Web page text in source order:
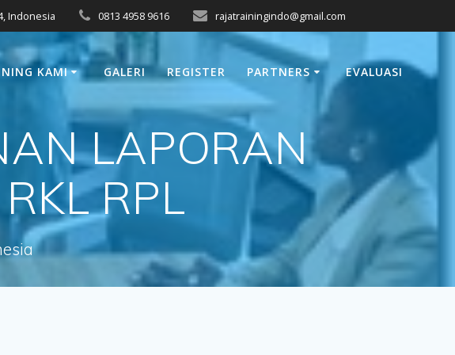
Indonesia 0813 4958 9616 rajatrainingindo@gmail.com
KAMI GALERI REGISTER PARTNERS EVALUASI
LAPORAN
RPL